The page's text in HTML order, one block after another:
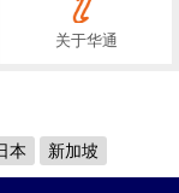
关于华通
本 新加坡